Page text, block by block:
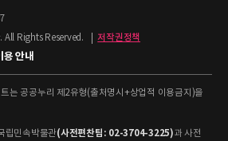
Rights Reserved.
저작권정책
용 안내
는 공공누리 제2유형(출처명시+상업적 이용금지)을
립민속박물관(사전편찬팀: 02-3704-3225)과 사전